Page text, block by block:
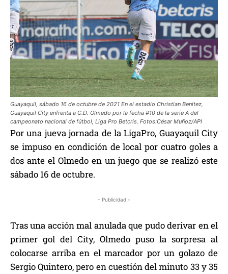
Guayaquil, sábado 16 de octubre de 2021 En el estadio Christian Benitez,
Guayaquil City enfrenta a C.D. Olmedo por la fecha #10 de la serie A del
campeonato nacional de fútbol, Liga Pro Betcris. Fotos:César Muñoz/API
Por una jueva jornada de la LigaPro, Guayaquil City
se impuso en condición de local por cuatro goles a
dos ante el Olmedo en un juego que se realizó este
sábado 16 de octubre.
- Publicidad -
Tras una acción mal anulada que pudo derivar en el
primer gol del City, Olmedo puso la sorpresa al
colocarse arriba en el marcador por un golazo de
Sergio Quintero, pero en cuestión del minuto 33 y 35